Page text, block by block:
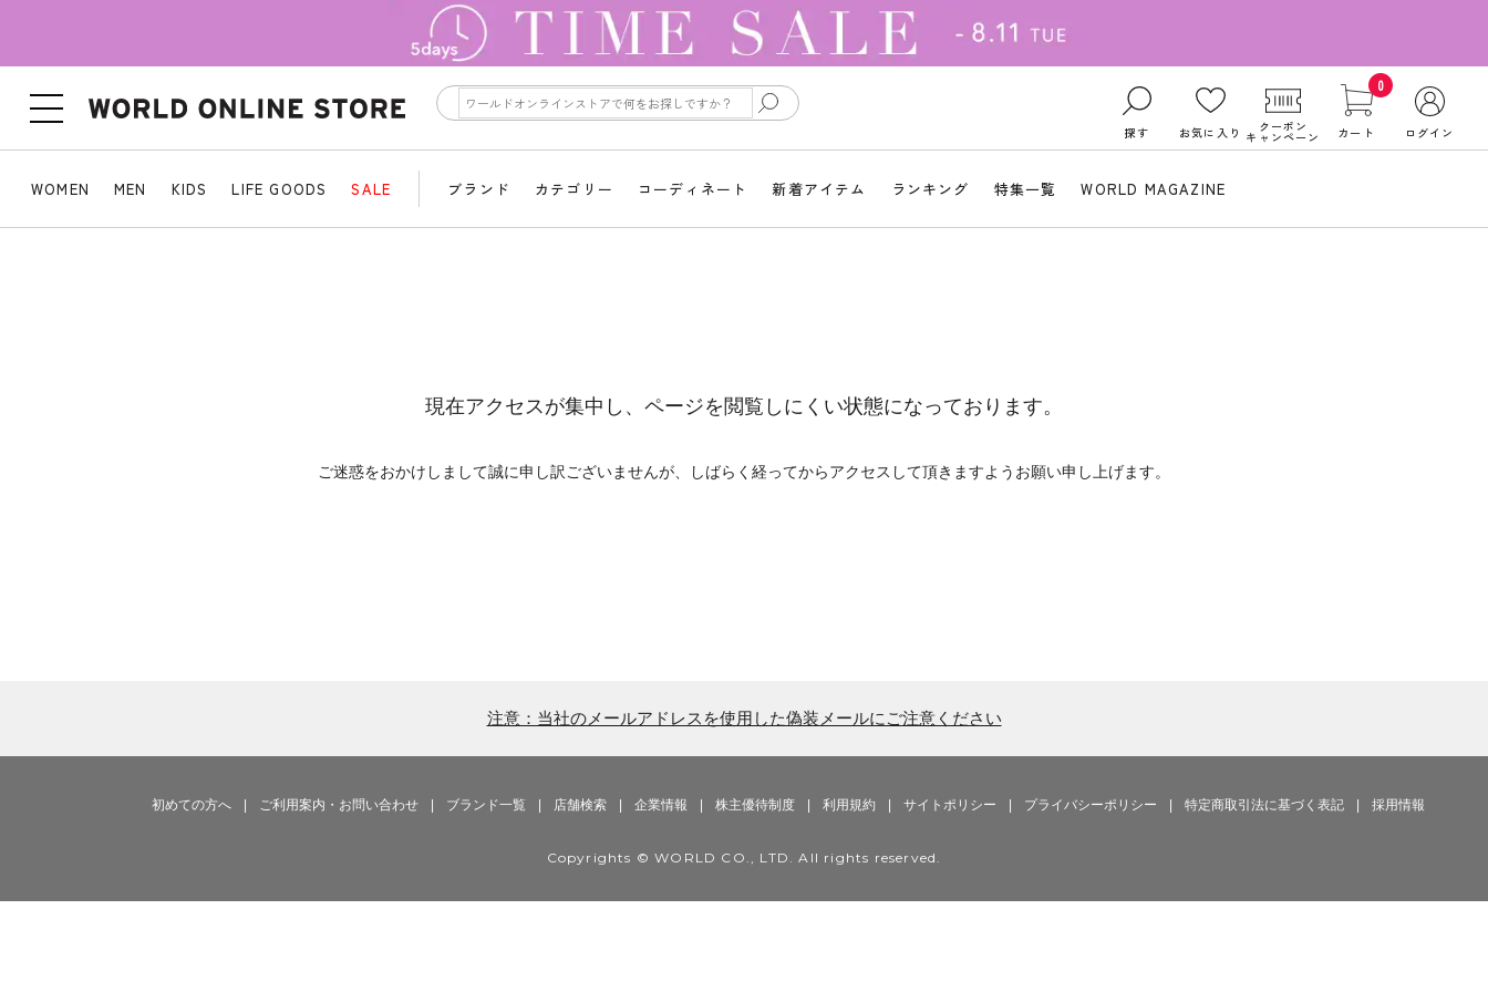
探す お気に入り クーポン
キャンペーン
0
カート ログイン
WOMEN MEN KIDS LIFE GOODS SALE ブランド カテゴリー コーディネート 新着アイテム ランキング 特集一覧 WORLD MAGAZINE
現在アクセスが集中し、ページを閲覧しにくい状態になっております。
ご迷惑をおかけしまして誠に申し訳ございませんが、しばらく経ってからアクセスして頂きますようお願い申し上げます。
注意：当社のメールアドレスを使用した偽装メールにご注意ください
初めての方へ ご利用案内・お問い合わせ ブランド一覧 店舗検索 企業情報 株主優待制度 利用規約 サイトポリシー プライバシーポリシー 特定商取引法に基づく表記 採用情報
Copyrights © WORLD CO., LTD. All rights reserved.